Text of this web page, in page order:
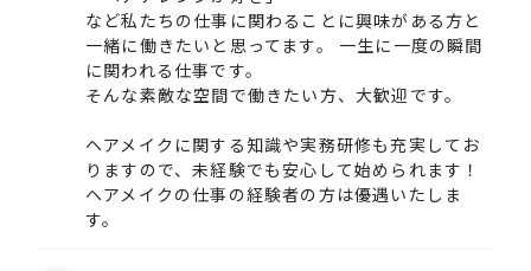
など私たちの仕事に関わることに興味がある方と
一緒に働きたいと思ってます。 一生に一度の瞬間
に関われる仕事です。
そんな素敵な空間で働きたい方、大歓迎です。
ヘアメイクに関する知識や実務研修も充実してお
りますので、未経験でも安心して始められます！
ヘアメイクの仕事の経験者の方は優遇いたしま
す。